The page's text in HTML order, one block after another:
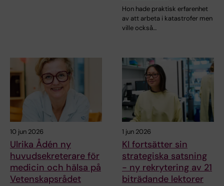
Hon hade praktisk erfarenhet
av att arbeta i katastrofer men
ville också…
10 jun 2026
Ulrika Ådén ny
huvudsekreterare för
medicin och hälsa på
Vetenskapsrådet
1 jun 2026
KI fortsätter sin
strategiska satsning
- ny rekrytering av 21
biträdande lektorer